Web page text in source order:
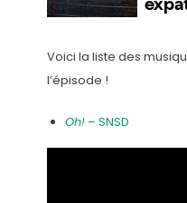
Voici la liste des
l’épisode !
Oh!– SNSD